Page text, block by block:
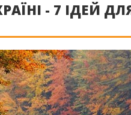
- 7 ІДЕЙ